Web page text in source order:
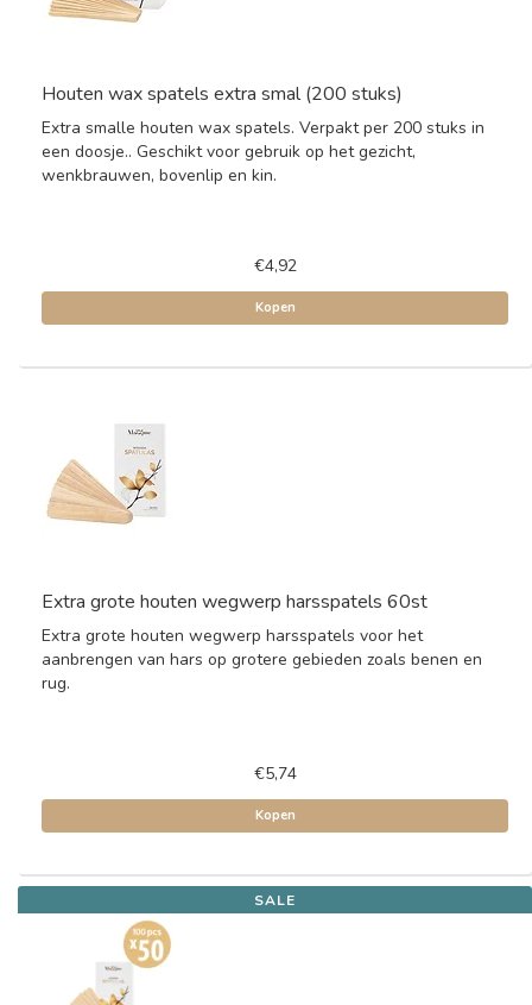
Houten wax spatels extra smal (200 stuks)
Extra smalle houten wax spatels. Verpakt per 200 stuks in
een doosje.. Geschikt voor gebruik op het gezicht,
wenkbrauwen, bovenlip en kin.
€4,92
Kopen
Extra grote houten wegwerp harsspatels 60st
Extra grote houten wegwerp harsspatels voor het
aanbrengen van hars op grotere gebieden zoals benen en
rug.
€5,74
Kopen
SALE